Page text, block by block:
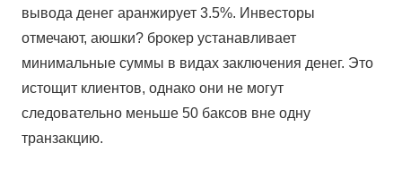
вывода денег аранжирует 3.5%. Инвесторы
отмечают, аюшки? брокер устанавливает
минимальные суммы в видах заключения денег. Это
истощит клиентов, однако они не могут
следовательно меньше 50 баксов вне одну
транзакцию.